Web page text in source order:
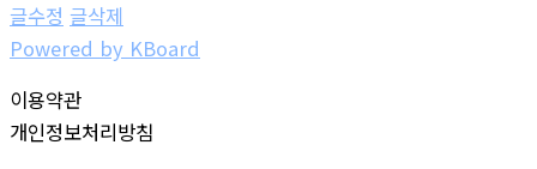
글수정 글삭제
Powered by KBoard
이용약관
개인정보처리방침